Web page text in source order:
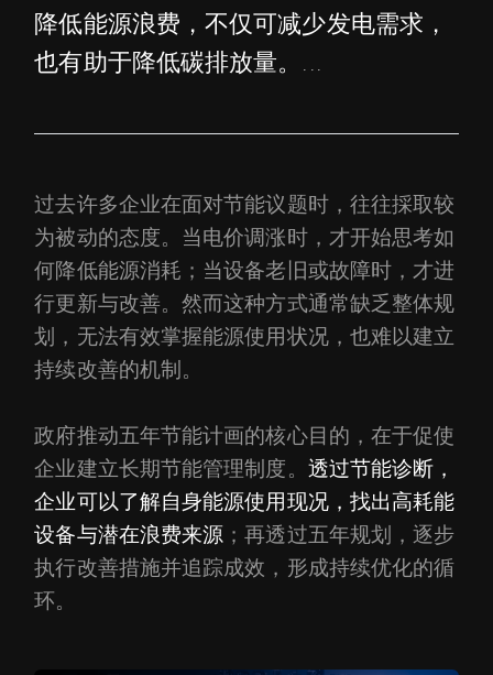
降低能源浪费，不仅可减少发电需求，
也有助于降低碳排放量。...
过去许多企业在面对节能议题时，往往採取较
为被动的态度。当电价调涨时，才开始思考如
何降低能源消耗；当设备老旧或故障时，才进
行更新与改善。然而这种方式通常缺乏整体规
划，无法有效掌握能源使用状况，也难以建立
持续改善的机制。
政府推动五年节能计画的核心目的，在于促使
企业建立长期节能管理制度。 透过节能诊断，
企业可以了解自身能源使用现况，找出高耗能
设备与潜在浪费来源 ；再透过五年规划，逐步
执行改善措施并追踪成效，形成持续优化的循
环。